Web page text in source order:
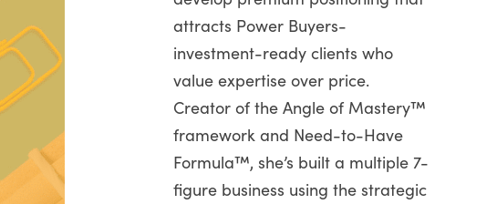
attracts Power Buyers-
investment-ready clients who
value expertise over price.
Creator of the Angle of Mastery™
framework and Need-to-Have
Formula™, she’s built a multiple 7-
figure business using the strategic